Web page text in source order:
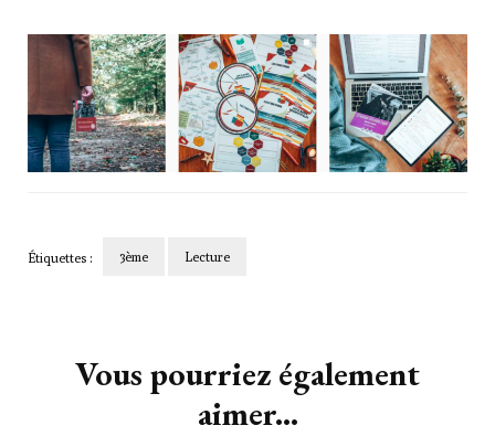
Étiquettes : 3ème Lecture
Vous pourriez également
aimer...